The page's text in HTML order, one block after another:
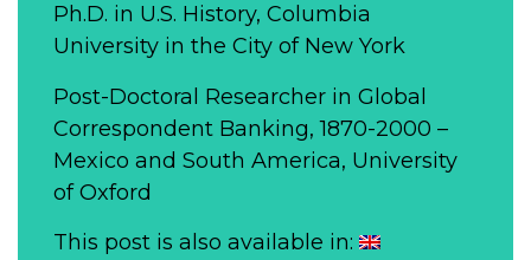
Ph.D. in U.S. History, Columbia
University in the City of New York
Post-Doctoral Researcher in Global
Correspondent Banking, 1870-2000 –
Mexico and South America, University
of Oxford
This post is also available in: